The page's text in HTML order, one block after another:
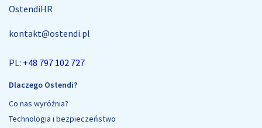
OstendiHR
kontakt@ostendi.pl
PL: +48 797 102 727
Dlaczego Ostendi?
Co nas wyróżnia?
Technologia i bezpieczeństwo